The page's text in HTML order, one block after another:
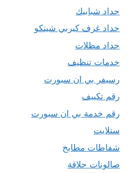
حداد شبابيك
حداد غرف كيربي شينكو
حداد مظلات
خدمات تنظيف
رسيفر بي ان سبورت
رقم تكييف
رقم خدمة بي ان سبورت
ستلايت
شفاطات مطابخ
صالونات حلاقة